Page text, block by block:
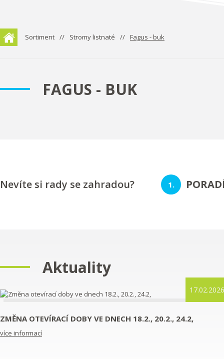
Sortiment Stromy listnaté Fagus - buk
FAGUS - BUK
Nevíte si rady se zahradou?
Aktuality
17.02.2026
ZMĚNA OTEVÍRACÍ DOBY VE DNECH 18.2., 20.2., 24.2,
více informací